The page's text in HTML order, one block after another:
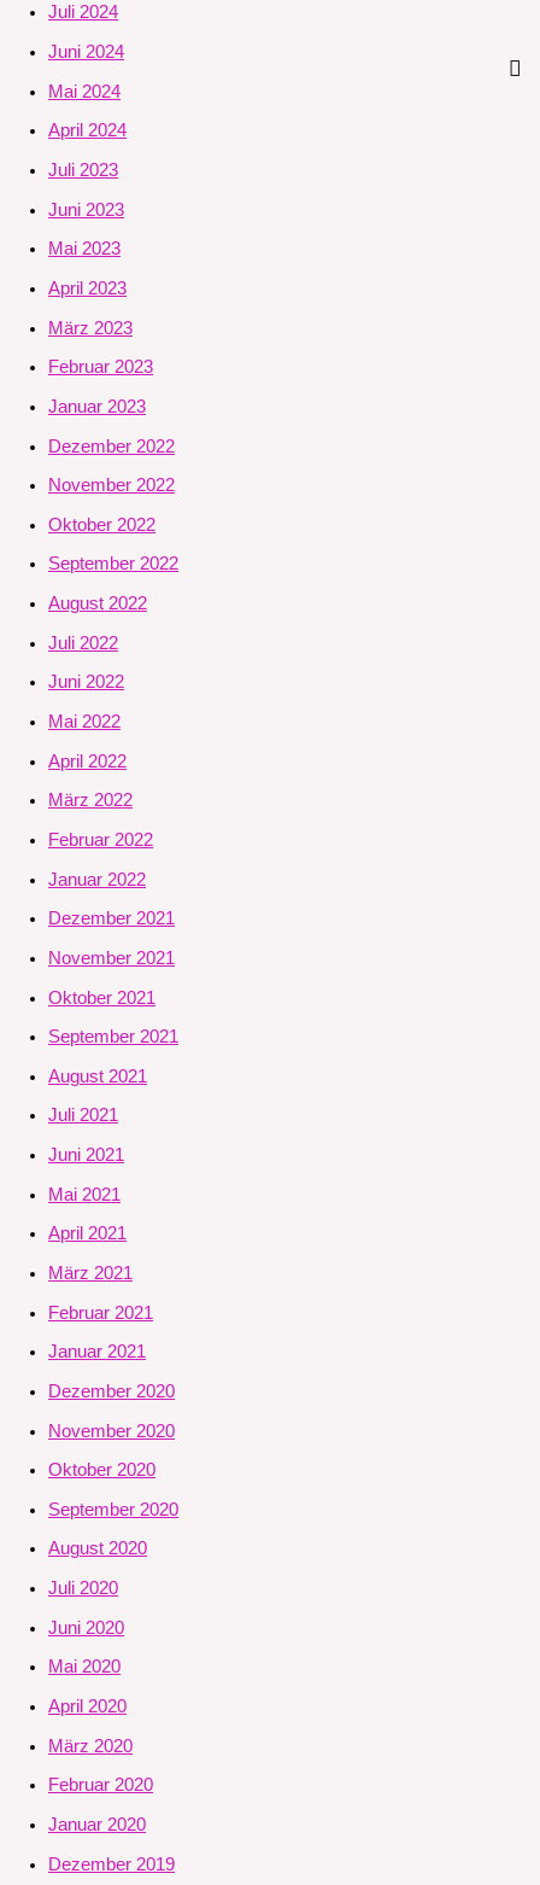
Juli 2024
Juni 2024
Mai 2024
April 2024
Juli 2023
Juni 2023
Mai 2023
April 2023
März 2023
Februar 2023
Januar 2023
Dezember 2022
November 2022
Oktober 2022
September 2022
August 2022
Juli 2022
Juni 2022
Mai 2022
April 2022
März 2022
Februar 2022
Januar 2022
Dezember 2021
November 2021
Oktober 2021
September 2021
August 2021
Juli 2021
Juni 2021
Mai 2021
April 2021
März 2021
Februar 2021
Januar 2021
Dezember 2020
November 2020
Oktober 2020
September 2020
August 2020
Juli 2020
Juni 2020
Mai 2020
April 2020
März 2020
Februar 2020
Januar 2020
Dezember 2019